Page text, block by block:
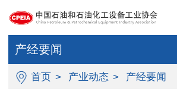
产经要闻
首页 > 产业动态 > 产经要闻